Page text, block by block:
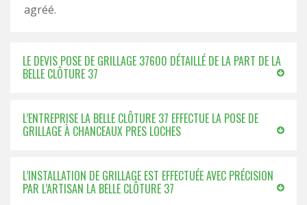
agréé.
LE DEVIS POSE DE GRILLAGE 37600 DÉTAILLÉ DE LA PART DE LA
BELLE CLÔTURE 37
L’ENTREPRISE LA BELLE CLÔTURE 37 EFFECTUE LA POSE DE
GRILLAGE À CHANCEAUX PRES LOCHES
L’INSTALLATION DE GRILLAGE EST EFFECTUÉE AVEC PRÉCISION
PAR L’ARTISAN LA BELLE CLÔTURE 37